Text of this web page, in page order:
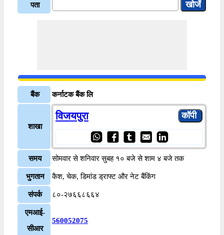
पता
बैंक कर्नाटक बैंक लि
शाखा
विजयपुरा
समय सोमवार से शनिवार सुबह १० बजे से शाम ४ बजे तक
भुगतान कैश, चेक, डिमांड ड्राफ्ट और नेट बैंकिंग
संपर्क ८०-२७६६८६६४
एमआई-
सीआर
560052075